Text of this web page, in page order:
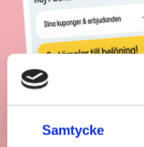
Samtycke